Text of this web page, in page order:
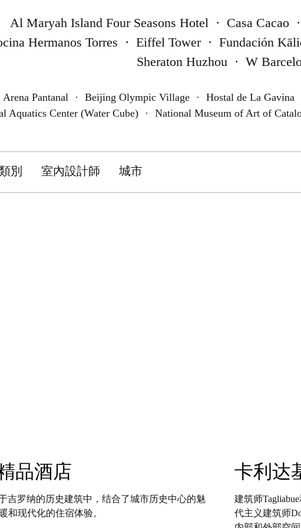
Al Maryah Island Four Seasons Hotel · Casa Cacao ·
Hermanos Torres
· Eiffel Tower · Fundación
Sheraton Huzhou · W
Arena Pantanal · Beijing Olympic Village · Hostal de La Gavina
Aquatics Center (Water Cube)
· National Museum of Art of
別 室內設計師 城市
品酒店
吉罗纳的历史建筑中，结合了城市历史中心的魅
和现代化的住宿体验。
卡利达
建筑师
代主义建筑师